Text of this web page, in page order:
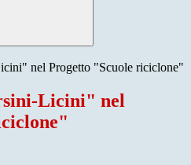
nel Progetto "Scuole riciclone"
Licini" nel